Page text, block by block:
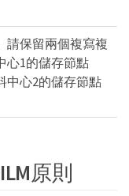
請保留兩個複寫複
心1的儲存節點
中心2的儲存節點
原則